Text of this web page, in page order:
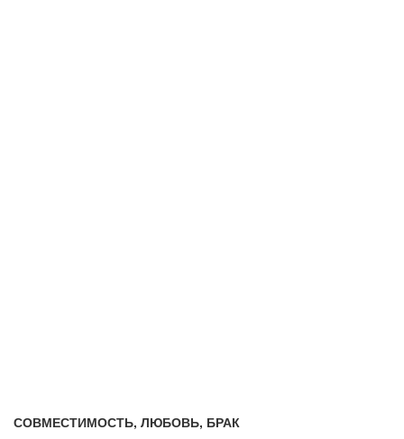
СОВМЕСТИМОСТЬ, ЛЮБОВЬ, БРАК